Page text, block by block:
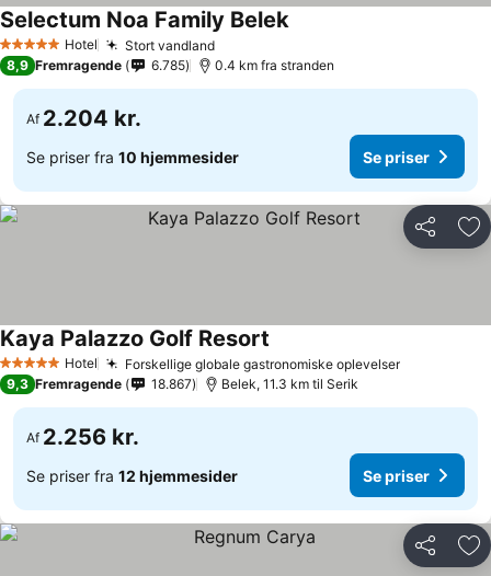
5 Stjerner Hotel Stort vandland
Selectum Noa Family Belek
8,9 Fremragende 6.785 0.4 km fra stranden
Af 2.204 kr.
Se priser fra 10 hjemmesider Se priser
Del
5 Stjerner Hotel Forskellige globale gastronomiske oplevelser
Kaya Palazzo Golf Resort
9,3 Fremragende 18.867 Belek, 11.3 km til Serik
Af 2.256 kr.
Se priser fra 12 hjemmesider Se priser
Del